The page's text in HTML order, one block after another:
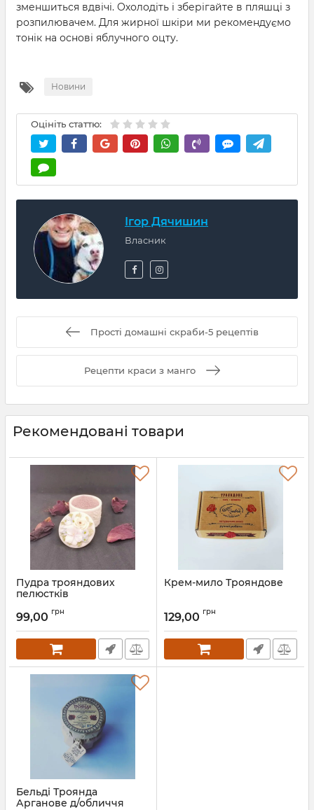
зменшиться вдвічі. Охолодіть і зберігайте в пляшці з
розпилювачем. Для жирної шкіри ми рекомендуємо
тонік на основі яблучного оцту.
Новини
Оцініть статтю:
Ігор Дячишин
Власник
Прості домашні скраби-5 рецептів
Рецепти краси з манго
Рекомендовані товари
Пудра трояндових
пелюстків
99,00 грн
Крем-мило Трояндове
129,00 грн
Бельді Троянда
Арганове д/обличчя